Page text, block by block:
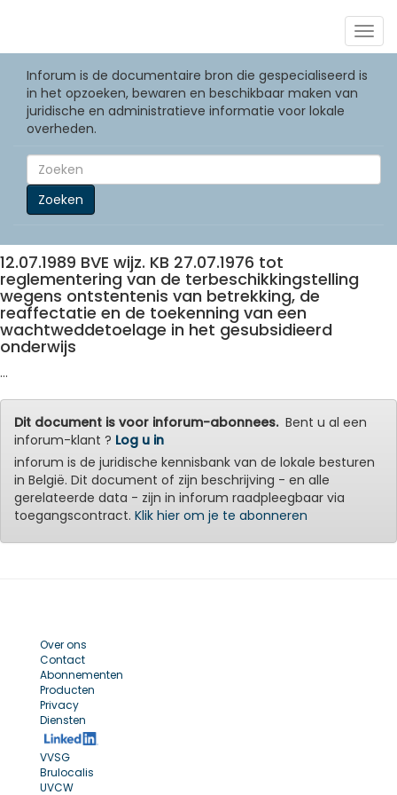
Inforum is de documentaire bron die gespecialiseerd is
in het opzoeken, bewaren en beschikbaar maken van
juridische en administratieve informatie voor lokale
overheden.
Zoeken
12.07.1989 BVE wijz. KB 27.07.1976 tot
reglementering van de terbeschikkingstelling
wegens ontstentenis van betrekking, de
reaffectatie en de toekenning van een
wachtweddetoelage in het gesubsidieerd
onderwijs
...
Dit document is voor inforum-abonnees.Bent u al een
inforum-klant ? Log u in
inforum is de juridische kennisbank van de lokale besturen
in België. Dit document of zijn beschrijving - en alle
gerelateerde data - zijn in inforum raadpleegbaar via
toegangscontract. Klik hier om je te abonneren
Over ons
Contact
Abonnementen
Producten
Privacy
Diensten
VVSG
Brulocalis
UVCW